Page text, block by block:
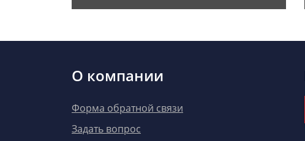
О компании
Форма обратной связи
Задать вопрос